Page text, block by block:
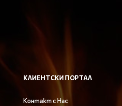
КЛИЕНТСКИ ПОРТАЛ
Контакт с Нас